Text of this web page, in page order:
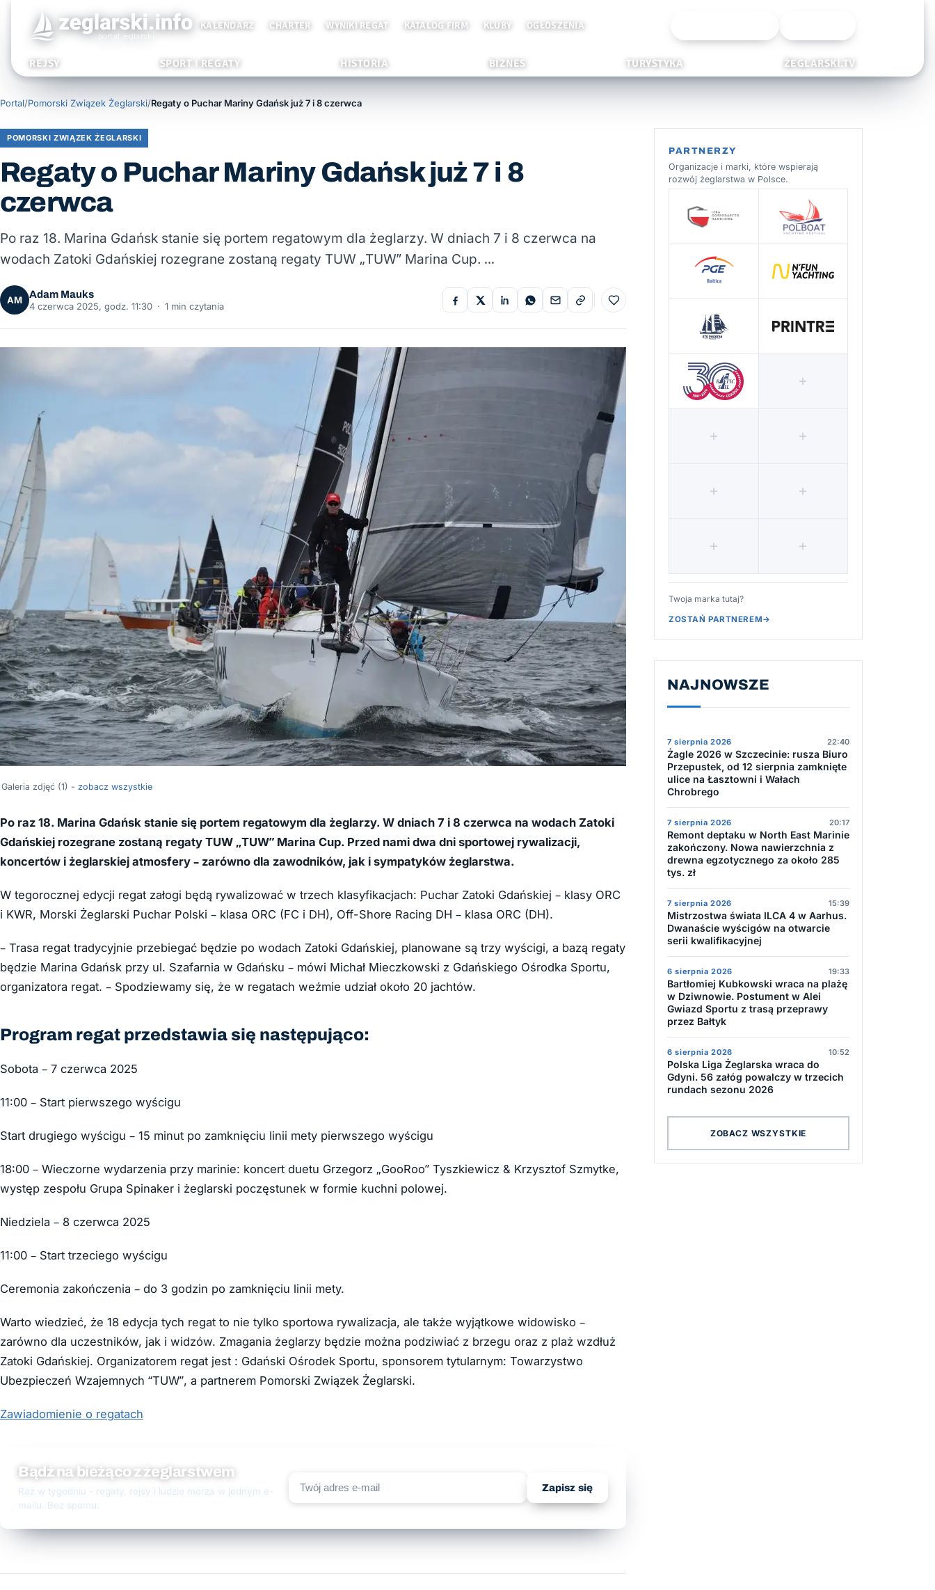
KALENDARZ CHARTER WYNIKI REGAT KATALOG FIRM KLUBY OGŁOSZENIA
REJSY SPORT I REGATY HISTORIA BIZNES TURYSTYKA ŻEGLARSKI.TV
Portal/Pomorski Związek Żeglarski/Regaty o Puchar Mariny Gdańsk już 7 i 8 czerwca
POMORSKI ZWIĄZEK ŻEGLARSKI
Regaty o Puchar Mariny Gdańsk już 7 i 8
czerwca
Po raz 18. Marina Gdańsk stanie się portem regatowym dla żeglarzy. W dniach 7 i 8 czerwca na
wodach Zatoki Gdańskiej rozegrane zostaną regaty TUW „TUW” Marina Cup. …
AM
Adam Mauks
4 czerwca 2025, godz. 11:30 · 1 min czytania Do ulubionych
Galeria zdjęć (1) - zobacz wszystkie
Po raz 18. Marina Gdańsk stanie się portem regatowym dla żeglarzy. W dniach 7 i 8 czerwca na wodach Zatoki
Gdańskiej rozegrane zostaną regaty TUW „TUW” Marina Cup. Przed nami dwa dni sportowej rywalizacji,
koncertów i żeglarskiej atmosfery – zarówno dla zawodników, jak i sympatyków żeglarstwa.
W tegorocznej edycji regat załogi będą rywalizować w trzech klasyfikacjach: Puchar Zatoki Gdańskiej – klasy ORC
i KWR, Morski Żeglarski Puchar Polski – klasa ORC (FC i DH), Off-Shore Racing DH – klasa ORC (DH).
– Trasa regat tradycyjnie przebiegać będzie po wodach Zatoki Gdańskiej, planowane są trzy wyścigi, a bazą regaty
będzie Marina Gdańsk przy ul. Szafarnia w Gdańsku – mówi Michał Mieczkowski z Gdańskiego Ośrodka Sportu,
organizatora regat. – Spodziewamy się, że w regatach weźmie udział około 20 jachtów.
Program regat przedstawia się następująco:
Sobota – 7 czerwca 2025
11:00 – Start pierwszego wyścigu
Start drugiego wyścigu – 15 minut po zamknięciu linii mety pierwszego wyścigu
18:00 – Wieczorne wydarzenia przy marinie: koncert duetu Grzegorz „GooRoo” Tyszkiewicz & Krzysztof Szmytke,
występ zespołu Grupa Spinaker i żeglarski poczęstunek w formie kuchni polowej.
Niedziela – 8 czerwca 2025
11:00 – Start trzeciego wyścigu
Ceremonia zakończenia – do 3 godzin po zamknięciu linii mety.
Warto wiedzieć, że 18 edycja tych regat to nie tylko sportowa rywalizacja, ale także wyjątkowe widowisko –
zarówno dla uczestników, jak i widzów. Zmagania żeglarzy będzie można podziwiać z brzegu oraz z plaż wzdłuż
Zatoki Gdańskiej. Organizatorem regat jest : Gdański Ośrodek Sportu, sponsorem tytularnym: Towarzystwo
Ubezpieczeń Wzajemnych “TUW”, a partnerem Pomorski Związek Żeglarski.
Zawiadomienie o regatach
Bądź na bieżąco z żeglarstwem
Raz w tygodniu - regaty, rejsy i ludzie morza w jednym e-
mailu. Bez spamu.
Zapisz się
PARTNERZY
Organizacje i marki, które wspierają
rozwój żeglarstwa w Polsce.
Twoja marka tutaj?
ZOSTAŃ PARTNEREM→
NAJNOWSZE
7 sierpnia 2026 22:40
Żagle 2026 w Szczecinie: rusza Biuro
Przepustek, od 12 sierpnia zamknięte
ulice na Łasztowni i Wałach
Chrobrego
7 sierpnia 2026 20:17
Remont deptaku w North East Marinie
zakończony. Nowa nawierzchnia z
drewna egzotycznego za około 285
tys. zł
7 sierpnia 2026 15:39
Mistrzostwa świata ILCA 4 w Aarhus.
Dwanaście wyścigów na otwarcie
serii kwalifikacyjnej
6 sierpnia 2026 19:33
Bartłomiej Kubkowski wraca na plażę
w Dziwnowie. Postument w Alei
Gwiazd Sportu z trasą przeprawy
przez Bałtyk
6 sierpnia 2026 10:52
Polska Liga Żeglarska wraca do
Gdyni. 56 załóg powalczy w trzecich
rundach sezonu 2026
ZOBACZ WSZYSTKIE